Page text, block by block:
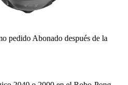
pedido Abonado después de la